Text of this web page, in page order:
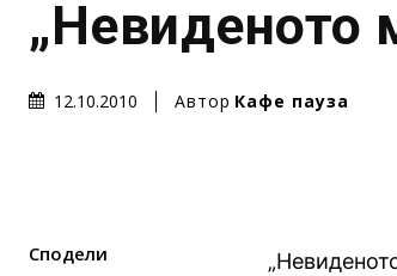
„Невиденото
12.10.2010 Автор Кафе пауза
Сподели